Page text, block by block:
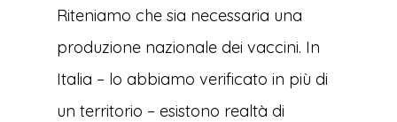
Riteniamo che sia necessaria una
produzione nazionale dei vaccini. In
Italia – lo abbiamo verificato in più di
un territorio – esistono realtà di